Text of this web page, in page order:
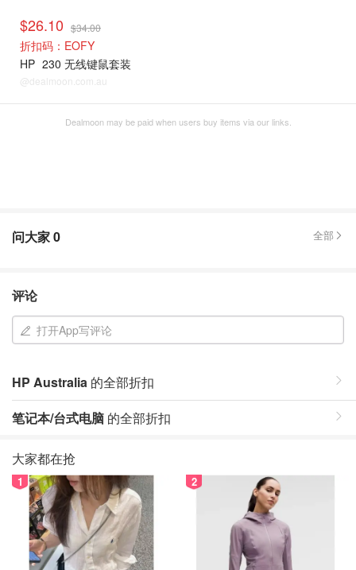
$26.10 $34.00
折扣码：EOFY
HP 230 无线键鼠套装
@dealmoon.com.au
Dealmoon may be paid when users buy items via our links.
问大家0 全部
评论
打开App写评论
HP Australia 的全部折扣
笔记本/台式电脑 的全部折扣
大家都在抢
1 2